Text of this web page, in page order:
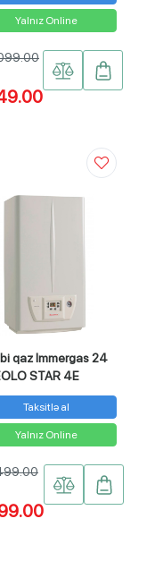
Yalnız Online
qaz Immergas 24
STAR 4E
Taksitlə al
Yalnız Online